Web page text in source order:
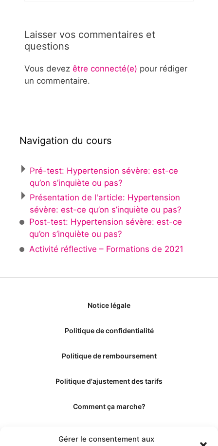
Gérer le consentement aux
Laisser vos commentaires et
questions
Vous devez être connecté(e) pour rédiger
un commentaire.
Navigation du cours
Pré-test: Hypertension sévère: est-ce
qu’on s’inquiète ou pas?
Présentation de l'article: Hypertension
sévère: est-ce qu’on s’inquiète ou pas?
Post-test: Hypertension sévère: est-ce
qu’on s’inquiète ou pas?
Activité réflective – Formations de 2021
Notice légale
Politique de confidentialité
Politique de remboursement
Politique d'ajustement des tarifs
Comment ça marche?